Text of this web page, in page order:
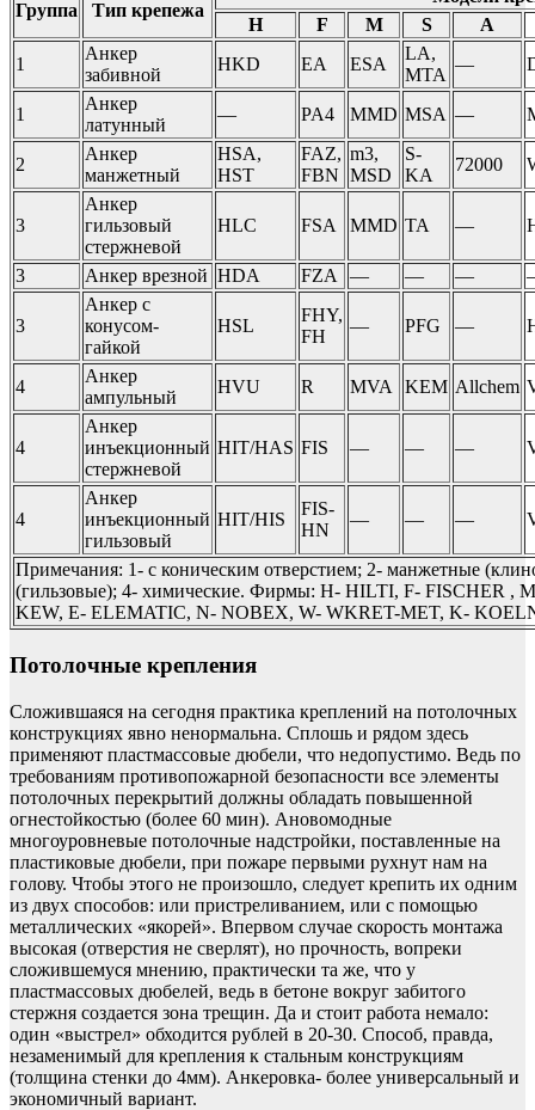
Группа Тип крепежа
H
F M S
A
1
Анкер
забивной
HKD EA ESA
LA,
MTA
—
1
Анкер
латунный
— PA4 MMD MSA —
2
Анкер
манжетный
HSA,
HST
FAZ,
FBN
m3,
MSD
S-
KA
72000
3
Анкер
гильзовый
стержневой
HLC FSA MMD TA —
3 Анкер врезной HDA FZA — — —
3
Анкер с
конусом-
гайкой
HSL
FHY,
FH
— PFG —
4
Анкер
ампульный
HVU R MVA KEM Allchem
4
Анкер
инъекционный
стержневой
HIT/HAS FIS — — —
4
Анкер
инъекционный
гильзовый
HIT/HIS
FIS-
HN
— — —
Примечания: 1- с коническим отверстием; 2- манжетные
(гильзовые); 4- химические. Фирмы: H- HILTI, F- FISCHER ,
KEW, E- ELEMATIC, N- NOBEX, W- WKRET-MET, K-
Потолочные крепления
Сложившаяся на сегодня практика креплений на потолочных
конструкциях явно ненормальна. Сплошь и рядом здесь
применяют пластмассовые дюбели, что недопустимо. Ведь по
требованиям противопожарной безопасности все элементы
потолочных перекрытий должны обладать повышенной
огнестойкостью (более 60 мин). Ановомодные
многоуровневые потолочные надстройки, поставленные на
пластиковые дюбели, при пожаре первыми рухнут нам на
голову. Чтобы этого не произошло, следует крепить их одним
из двух способов: или пристреливанием, или с помощью
металлических «якорей». Впервом случае скорость монтажа
высокая (отверстия не сверлят), но прочность, вопреки
сложившемуся мнению, практически та же, что у
пластмассовых дюбелей, ведь в бетоне вокруг забитого
стержня создается зона трещин. Да и стоит работа немало:
один «выстрел» обходится рублей в 20-30. Способ, правда,
незаменимый для крепления к стальным конструкциям
(толщина стенки до 4мм). Анкеровка- более универсальный и
экономичный вариант.